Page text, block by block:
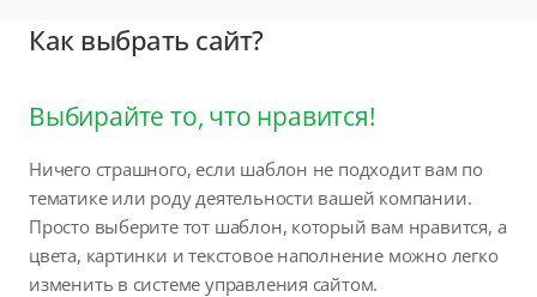
Как выбрать сайт?
Выбирайте то, что нравится!
Ничего страшного, если шаблон не подходит вам по
тематике или роду деятельности вашей компании.
Просто выберите тот шаблон, который вам нравится, а
цвета, картинки и текстовое наполнение можно легко
изменить в системе управления сайтом.